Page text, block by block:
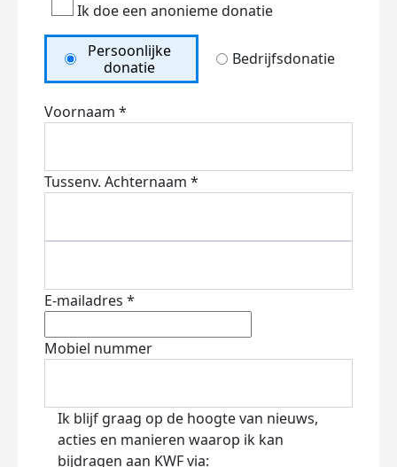
Ik doe een anonieme donatie
Persoonlijke
donatie
Bedrijfsdonatie
Voornaam *
Tussenv. Achternaam *
E-mailadres *
Mobiel nummer
Ik blijf graag op de hoogte van nieuws,
acties en manieren waarop ik kan
bijdragen aan KWF via: